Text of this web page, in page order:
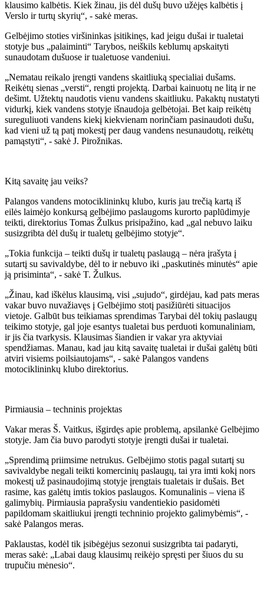
klausimo kalbėtis. Kiek žinau, jis dėl dušų buvo užėjęs kalbėtis į
Verslo ir turtų skyrių“, - sakė meras.
Gelbėjimo stoties viršininkas įsitikinęs, kad jeigu dušai ir tualetai
stotyje bus „palaiminti“ Tarybos, neiškils keblumų apskaityti
sunaudotam dušuose ir tualetuose vandeniui.
„Nematau reikalo įrengti vandens skaitliuką specialiai dušams.
Reikėtų sienas „versti“, rengti projektą. Darbai kainuotų ne litą ir ne
dešimt. Užtektų naudotis vienu vandens skaitliuku. Pakaktų nustatyti
vidurkį, kiek vandens stotyje išnaudoja gelbėtojai. Bet kaip reikėtų
sureguliuoti vandens kiekį kiekvienam norinčiam pasinaudoti dušu,
kad vieni už tą patį mokestį per daug vandens nesunaudotų, reikėtų
pamąstyti“, - sakė J. Pirožnikas.
Kitą savaitę jau veiks?
Palangos vandens motociklininkų klubo, kuris jau trečią kartą iš
eilės laimėjo konkursą gelbėjimo paslaugoms kurorto paplūdimyje
teikti, direktorius Tomas Žulkus prisipažino, kad „gal nebuvo laiku
susizgribta dėl dušų ir tualetų gelbėjimo stotyje“.
„Tokia funkcija – teikti dušų ir tualetų paslaugą – nėra įrašyta į
sutartį su savivaldybe, dėl to ir nebuvo iki „paskutinės minutės“ apie
ją prisiminta“, - sakė T. Žulkus.
„Žinau, kad iškėlus klausimą, visi „sujudo“, girdėjau, kad pats meras
vakar buvo nuvažiavęs į Gelbėjimo stotį pasižiūrėti situacijos
vietoje. Galbūt bus teikiamas sprendimas Tarybai dėl tokių paslaugų
teikimo stotyje, gal joje esantys tualetai bus perduoti komunaliniam,
ir jis čia tvarkysis. Klausimas šiandien ir vakar yra aktyviai
spendžiamas. Manau, kad jau kitą savaitę tualetai ir dušai galėtų būti
atviri visiems poilsiautojams“, - sakė Palangos vandens
motociklininkų klubo direktorius.
Pirmiausia – techninis projektas
Vakar meras Š. Vaitkus, išgirdęs apie problemą, apsilankė Gelbėjimo
stotyje. Jam čia buvo parodyti stotyje įrengti dušai ir tualetai.
„Sprendimą priimsime netrukus. Gelbėjimo stotis pagal sutartį su
savivaldybe negali teikti komercinių paslaugų, tai yra imti kokį nors
mokestį už pasinaudojimą stotyje įrengtais tualetais ir dušais. Bet
rasime, kas galėtų imtis tokios paslaugos. Komunalinis – viena iš
galimybių. Pirmiausia paprašysiu vandentiekio pasidomėti
papildomam skaitliukui įrengti techninio projekto galimybėmis“, -
sakė Palangos meras.
Paklaustas, kodėl tik įsibėgėjus sezonui susizgribta tai padaryti,
meras sakė: „Labai daug klausimų reikėjo spręsti per šiuos du su
trupučiu mėnesio“.